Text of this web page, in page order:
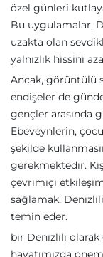
özel günleri
Bu uygulamalar,
uzakta olan
yalnızlık hissini
Ancak, görüntülü
endişeler de
gençler arasında
Ebeveynlerin,
şekilde
gerekmektedir.
çevrimiçi
sağlamak,
temin eder.
bir Denizlili olarak
hayatımızda